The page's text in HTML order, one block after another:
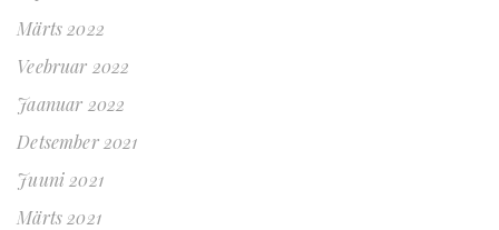
Märts 2022
Veebruar 2022
Jaanuar 2022
Detsember 2021
Juuni 2021
Märts 2021